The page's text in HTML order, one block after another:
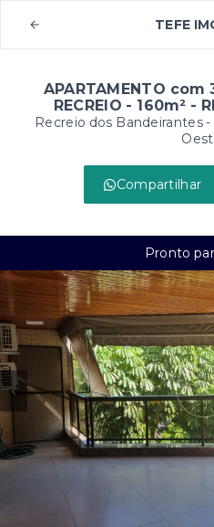
TEFE
APARTAMENTO com
RECREIO - 160m² -
Recreio dos Bandeirantes
Compartilhar
Pronto